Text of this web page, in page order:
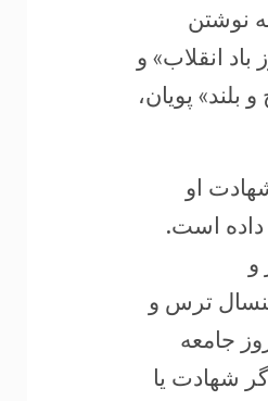
نوشتن
انقلاب» و
پویان،
او
داده است.
و
ترس و
جامعه
شهادت یا